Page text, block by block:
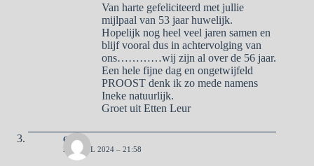
Van harte gefeliciteerd met jullie
mijlpaal van 53 jaar huwelijk.
Hopelijk nog heel veel jaren samen en
blijf vooral dus in achtervolging van
ons…………wij zijn al over de 56 jaar.
Een hele fijne dag en ongetwijfeld
PROOST denk ik zo mede namens
Ineke natuurlijk.
Groet uit Etten Leur
erik
26 APRIL 2024 – 21:58